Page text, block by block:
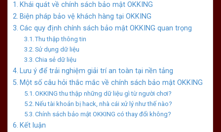
Khái quát về chính sách bảo mật OKKING
Biện pháp bảo vệ khách hàng tại OKKING
Các quy định chính sách bảo mật OKKING quan trọng
Thu thập thông tin
Sử dụng dữ liệu
Chia sẻ dữ liệu
Lưu ý để trải nghiệm giải trí an toàn tại nền tảng
Một số câu hỏi thắc mắc về chính sách bảo mật OKKING
OKKING thu thập những dữ liệu gì từ người chơi?
Nếu tài khoản bị hack, nhà cái xử lý như thế nào?
Chính sách bảo mật OKKING có thay đổi không?
Kết luận